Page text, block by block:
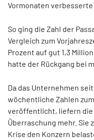
Vormonaten verbesserte
So ging die Zahl der
Vergleich zum
Prozent auf gut 1,3
hatte der Rückgang bei
Da das Unternehmen
wöchentliche Zahlen
veröffentlicht, liefern die
Überraschung mehr. Sie
Krise den Konzern